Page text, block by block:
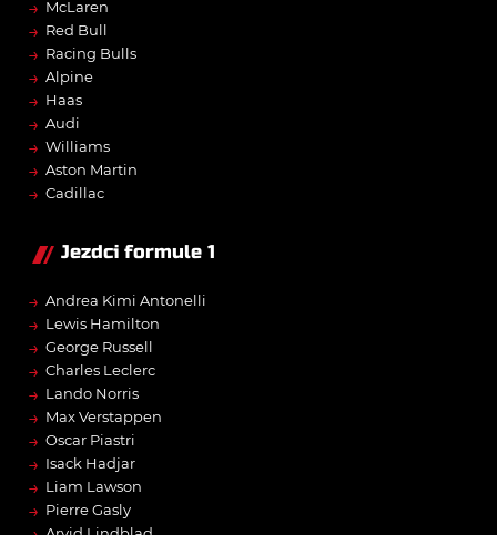
→ McLaren
→ Red Bull
→ Racing Bulls
→ Alpine
→ Haas
→ Audi
→ Williams
→ Aston Martin
→ Cadillac
Jezdci formule 1
→ Andrea Kimi Antonelli
→ Lewis Hamilton
→ George Russell
→ Charles Leclerc
→ Lando Norris
→ Max Verstappen
→ Oscar Piastri
→ Isack Hadjar
→ Liam Lawson
→ Pierre Gasly